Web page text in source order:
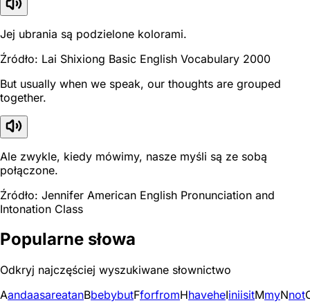
Jej ubrania są podzielone kolorami.
Źródło: Lai Shixiong Basic English Vocabulary 2000
But usually when we speak, our thoughts are grouped
together.
Ale zwykle, kiedy mówimy, nasze myśli są ze sobą
połączone.
Źródło: Jennifer American English Pronunciation and
Intonation Class
Popularne słowa
Odkryj najczęściej wyszukiwane słownictwo
AandaasareatanBbebybutFforfromHhaveheIiniisitMmyNnot